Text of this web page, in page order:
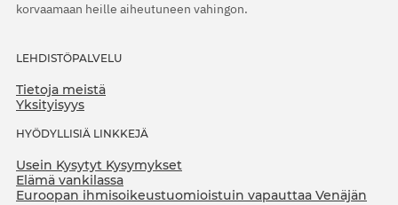
korvaamaan heille aiheutuneen vahingon.
LEHDISTÖPALVELU
Tietoja meistä
Yksityisyys
HYÖDYLLISIÄ LINKKEJÄ
Usein Kysytyt Kysymykset
Elämä vankilassa
Euroopan ihmisoikeustuomioistuin vapauttaa Venäjän